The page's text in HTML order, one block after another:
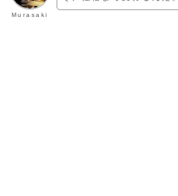
Murasaki